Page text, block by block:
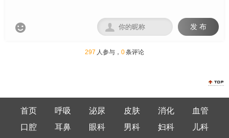
 发 布

297 人参与， 0条评论
首页 呼吸 泌尿 皮肤 消化
血管
口腔
耳鼻 眼科 男科 妇科 儿科